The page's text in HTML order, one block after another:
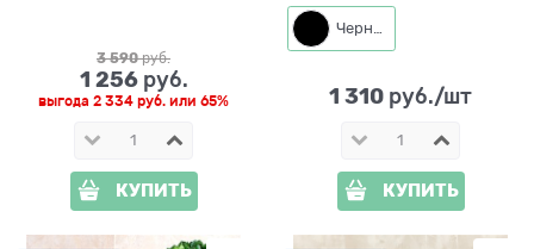
3 590 руб.
1 256 руб.
выгода 2 334 руб. или 65%
КУПИТЬ
два растения
Черный
1 310 руб./шт
КУПИТЬ